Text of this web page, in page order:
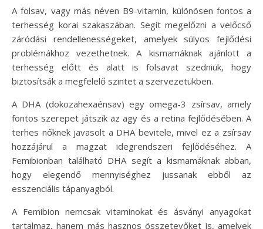
A folsav, vagy más néven B9-vitamin, különösen fontos a
terhesség korai szakaszában. Segít megelőzni a velőcső
záródási rendellenességeket, amelyek súlyos fejlődési
problémákhoz vezethetnek. A kismamáknak ajánlott a
terhesség előtt és alatt is folsavat szedniük, hogy
biztosítsák a megfelelő szintet a szervezetükben.
A DHA (dokozahexaénsav) egy omega-3 zsírsav, amely
fontos szerepet játszik az agy és a retina fejlődésében. A
terhes nőknek javasolt a DHA bevitele, mivel ez a zsírsav
hozzájárul a magzat idegrendszeri fejlődéséhez. A
Femibionban található DHA segít a kismamáknak abban,
hogy elegendő mennyiséghez jussanak ebből az
esszenciális tápanyagból.
A Femibion nemcsak vitaminokat és ásványi anyagokat
tartalmaz, hanem más hasznos összetevőket is, amelyek